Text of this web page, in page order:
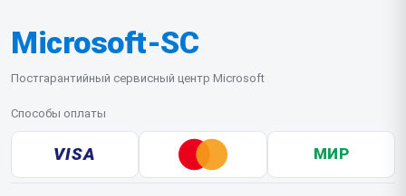
Microsoft-SC
Постгарантийный сервисный центр Microsoft
Способы оплаты
VISA МИР